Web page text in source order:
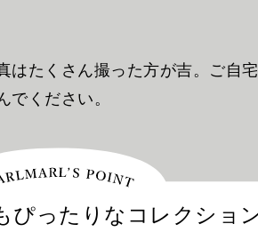
はたくさん撮った方が吉。ご自
ください。
ぴったりなコレクショ